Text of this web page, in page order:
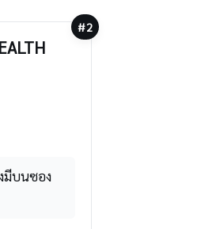
#2
มีบนซอง